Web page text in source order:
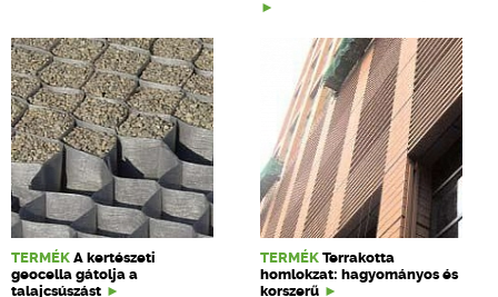
TERMÉK A kertészeti
geocella gátolja a
talajcsúszást
TERMÉK Terrakotta
homlokzat: hagyományos és
korszerű